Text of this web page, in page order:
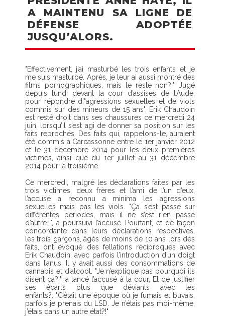
A MAINTENU SA LIGNE DE
DÉFENSE ADOPTÉE
JUSQU’ALORS.
"Effectivement, j’ai masturbé les trois enfants et je
me suis masturbé. Après, je leur ai aussi montré des
films pornographiques, mais le reste non?!" Jugé
depuis lundi devant la cour d’assises de l’Aude,
pour répondre d’"agressions sexuelles et de viols
commis sur des mineurs de 15 ans", Erik Chaudoin
est resté droit dans ses chaussures ce mercredi 24
juin, lorsqu’il s’est agi de donner sa position sur les
faits reprochés. Des faits qui, rappelons-le, auraient
été commis à Carcassonne entre le 1er janvier 2012
et le 31 décembre 2014 pour les deux premières
victimes, ainsi que du 1er juillet au 31 décembre
2014 pour la troisième.
Ce mercredi, malgré les déclarations faites par les
trois victimes, deux frères et l’ami de l’un d’eux,
l’accusé a reconnu a minima les agressions
sexuelles mais pas les viols. "Ça s’est passé sur
différentes périodes, mais il ne s’est rien passé
d’autre…", a poursuivi l’accusé. Pourtant, et de façon
concordante dans leurs déclarations respectives,
les trois garçons, âgés de moins de 10 ans lors des
faits, ont évoqué des fellations réciproques avec
Erik Chaudoin, avec parfois l’introduction d’un doigt
dans l’anus. Il y avait aussi des consommations de
cannabis et d’alcool. "Je n’explique pas pourquoi ils
disent ça?!", a lancé l’accusé à la cour. Et de justifier
ses écarts plus que déviants avec les
enfants?: "C’était une époque où je fumais et buvais,
parfois je prenais du LSD. Je n’étais pas moi-même,
j’étais dans un autre état?!"